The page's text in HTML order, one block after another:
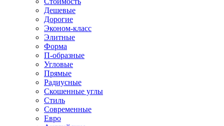
Дешевые
Дорогие
Эконом-класс
Элитные
Форма
П-образные
Угловые
Прямые
Радиусные
Скошенные углы
Стиль
Современные
Евро